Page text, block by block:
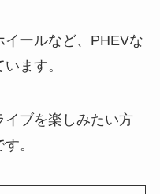
ールなど、PHEVな
ます。
ブを楽しみたい方
。